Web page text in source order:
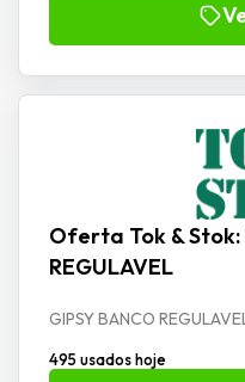
Oferta Tok & Stok:
REGULAVEL
GIPSY BANCO
495 usados hoje